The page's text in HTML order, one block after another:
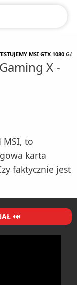
MSI GTX 1080
X -
MSI, to
karta
faktycznie jest